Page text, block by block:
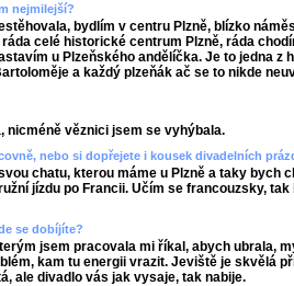
nejmilejší?
bydlím v centru Plzně, blízko
celé historické centrum Plzně, ráda
u Plzeňského andělíčka. Je to jedna z
a každý plzeňák ač se to nikde
nicméně věznici jsem se vyhýbala.
nebo si dopřejete i kousek divadelních
chatu, kterou máme u Plzně a taky bych
jízdu po Francii. Učím se francouzsky, tak
se dobíjíte?
jsem pracovala mi říkal, abych ubrala,
kam tu energii vrazit. Jeviště je skvělá
ale divadlo vás jak vysaje, tak nabije.